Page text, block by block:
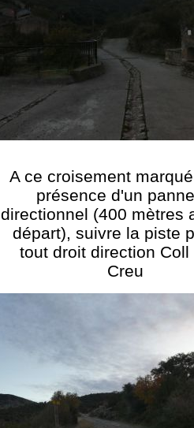
A ce croisement
présence d'un
directionnel (400 mètres
départ), suivre la piste
tout droit direction Coll
Creu